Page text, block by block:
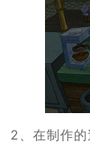
2、在制作